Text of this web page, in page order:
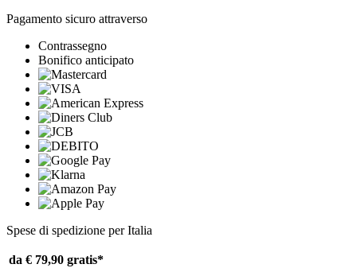
Pagamento sicuro attraverso
Contrassegno
Bonifico anticipato
Spese di spedizione per Italia
da € 79,90 gratis*